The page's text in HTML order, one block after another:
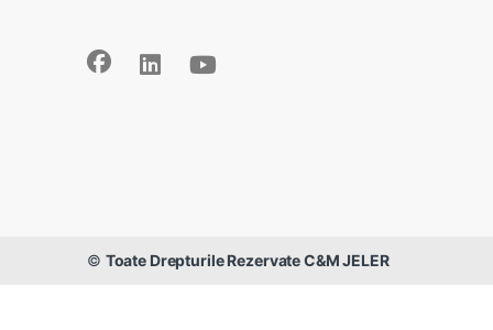
© Toate Drepturile Rezervate C&M JELER